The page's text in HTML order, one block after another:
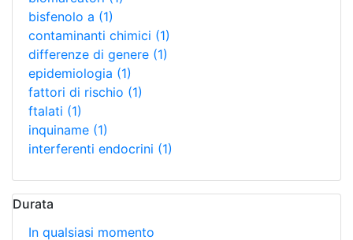
bisfenolo a (1)
contaminanti chimici (1)
differenze di genere (1)
epidemiologia (1)
fattori di rischio (1)
ftalati (1)
inquiname (1)
interferenti endocrini (1)
Durata
In qualsiasi momento